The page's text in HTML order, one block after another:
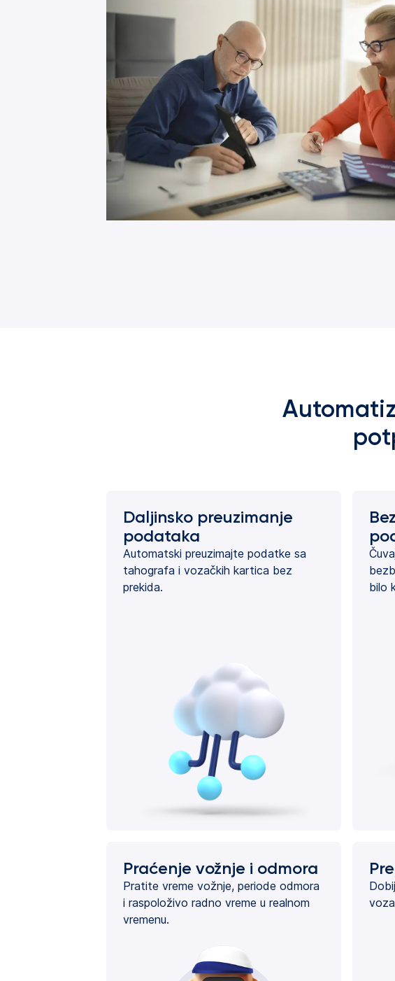
Daljinsko preuzimanje
podataka
Automatski preuzimajte podatke sa
tahografa i vozačkih kartica bez
prekida.
bilo
Praćenje vožnje i odmora
Pratite vreme vožnje, periode odmora
i raspoloživo radno vreme u realnom
vremenu.